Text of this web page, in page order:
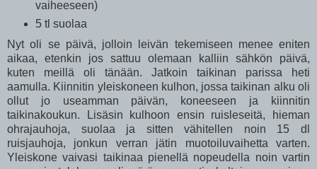
vaiheeseen)
5 tl suolaa
Nyt oli se päivä, jolloin leivän tekemiseen menee eniten
aikaa, etenkin jos sattuu olemaan kalliin sähkön päivä,
kuten meillä oli tänään. Jatkoin taikinan parissa heti
aamulla. Kiinnitin yleiskoneen kulhon, jossa taikinan alku oli
ollut jo useamman päivän, koneeseen ja kiinnitin
taikinakoukun. Lisäsin kulhoon ensin ruisleseitä, hieman
ohrajauhoja, suolaa ja sitten vähitellen noin 15 dl
ruisjauhoja, jonkun verran jätin muotoiluvaihetta varten.
Yleiskone vaivasi taikinaa pienellä nopeudella noin vartin